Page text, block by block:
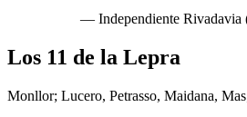
— Independiente Rivadavia
Los 11 de la Lepra
Monllor; Lucero, Petrasso, Maidana,